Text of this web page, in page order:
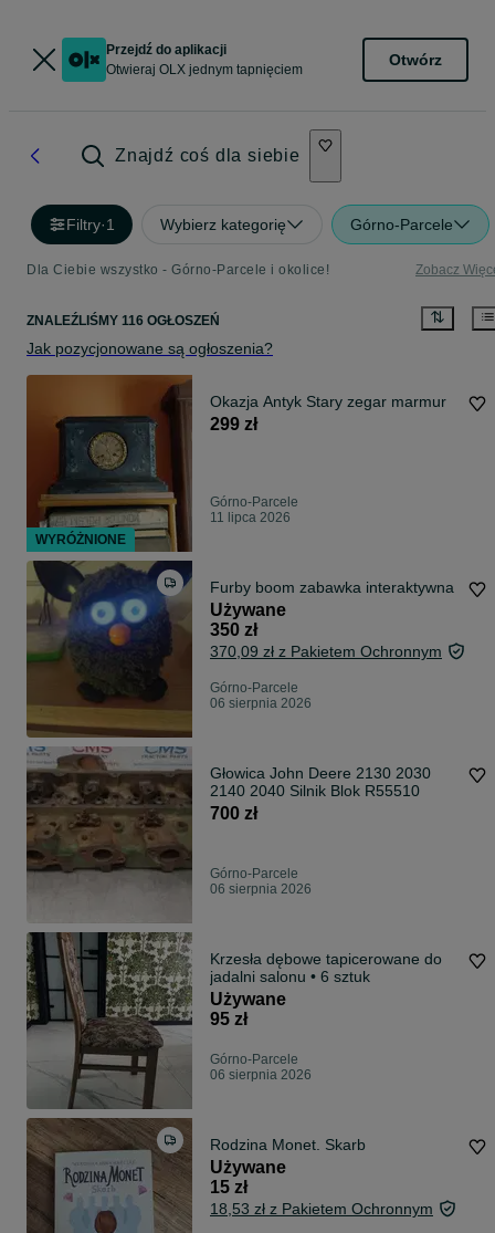
Przejdź do aplikacji
Otwieraj OLX jednym tapnięciem
Otwórz
Znajdź coś dla siebie
Filtry·1 Wybierz kategorię Górno-Parcele
Dla Ciebie wszystko - Górno-Parcele i okolice! Zobacz
ZNALEŹLIŚMY 116 OGŁOSZEŃ
Jak pozycjonowane są ogłoszenia?
Okazja Antyk Stary zegar marmur
299 zł
Górno-Parcele
11 lipca 2026
Furby boom zabawka interaktywna
Używane
350 zł
370,09 zł z Pakietem Ochronnym
Górno-Parcele
06 sierpnia 2026
Głowica John Deere 2130 2030
2140 2040 Silnik Blok R55510
700 zł
Górno-Parcele
06 sierpnia 2026
Krzesła dębowe tapicerowane do
jadalni salonu • 6 sztuk
Używane
95 zł
Górno-Parcele
06 sierpnia 2026
Rodzina Monet. Skarb
Używane
15 zł
18,53 zł z Pakietem Ochronnym
WYRÓŻNIONE